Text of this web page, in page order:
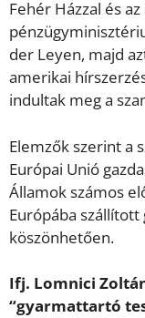
Fehér Házzal és
der Leyen, majd
amerikai
indultak meg a
Elemzők szerint a
Európai Unió
Államok számos
Európába
köszönhetően.
Ifj. Lomnici
“gyarmattartó